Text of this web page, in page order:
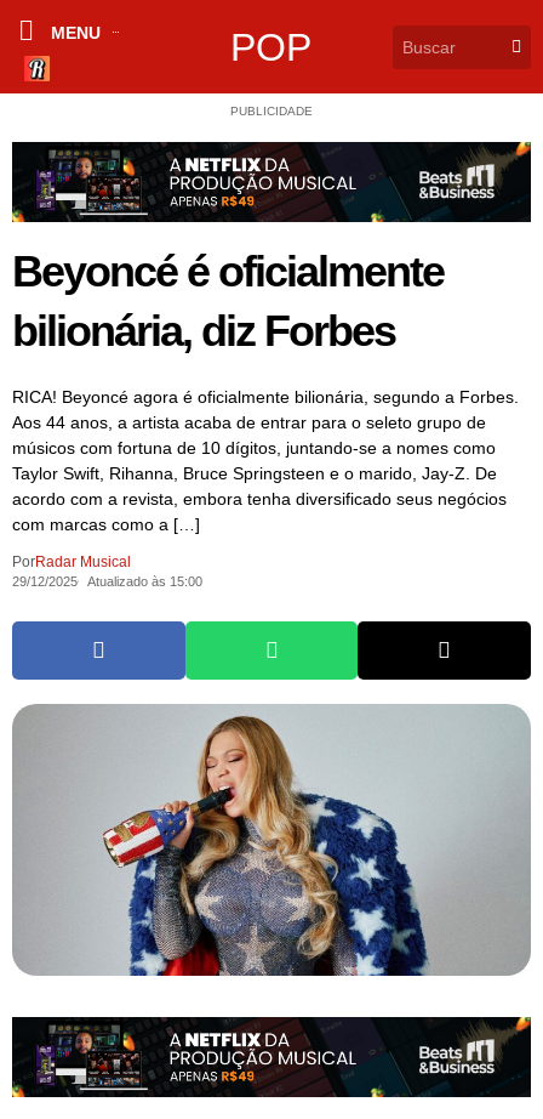
MENU POP
PUBLICIDADE
Beyoncé é oficialmente
bilionária, diz Forbes
RICA! Beyoncé agora é oficialmente bilionária, segundo a Forbes.
Aos 44 anos, a artista acaba de entrar para o seleto grupo de
músicos com fortuna de 10 dígitos, juntando-se a nomes como
Taylor Swift, Rihanna, Bruce Springsteen e o marido, Jay-Z. De
acordo com a revista, embora tenha diversificado seus negócios
com marcas como a […]
PorRadar Musical
29/12/2025 Atualizado às 15:00